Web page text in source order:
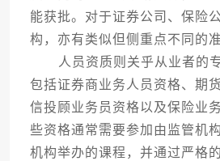
能获批。对于证券公司、保险
构，亦有类似但侧重点不同的
人员资质则关乎从业者的专
包括证券商业务人员资格、期
信投顾业务员资格以及保险业
些资格通常需要参加由监管机
机构举办的课程，并通过严格